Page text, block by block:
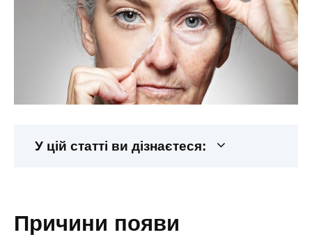
У цій статті ви дізнаєтеся:
причини появи